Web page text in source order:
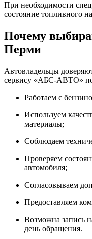
При необходимости
состояние топливного
Почему
Перми
Автовладельцы
сервису «АБС-АВТО»
Работаем с
Используем
материалы;
Соблюдаем
Проверяем
автомобиля;
Согласовываем
Предоставляем
Возможна запись
день обращения.